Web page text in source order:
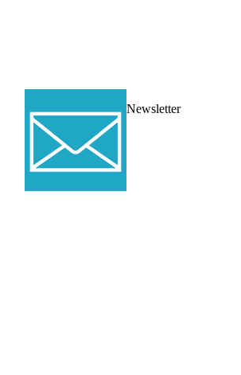
Newsletter